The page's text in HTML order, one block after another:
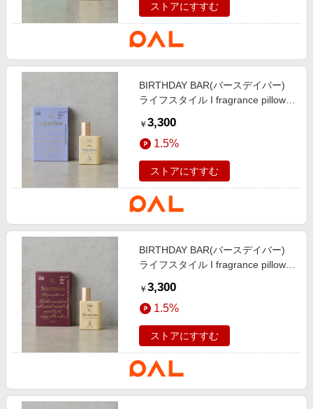
ストアにすすむ
BIRTHDAY BAR(バースデイバー)
ライフスタイル I fragrance pillow
クスブルー
￥ 3,300
1.5%
ストアにすすむ
BIRTHDAY BAR(バースデイバー)
ライフスタイル I fragrance pillow
ガンディー
￥ 3,300
1.5%
ストアにすすむ